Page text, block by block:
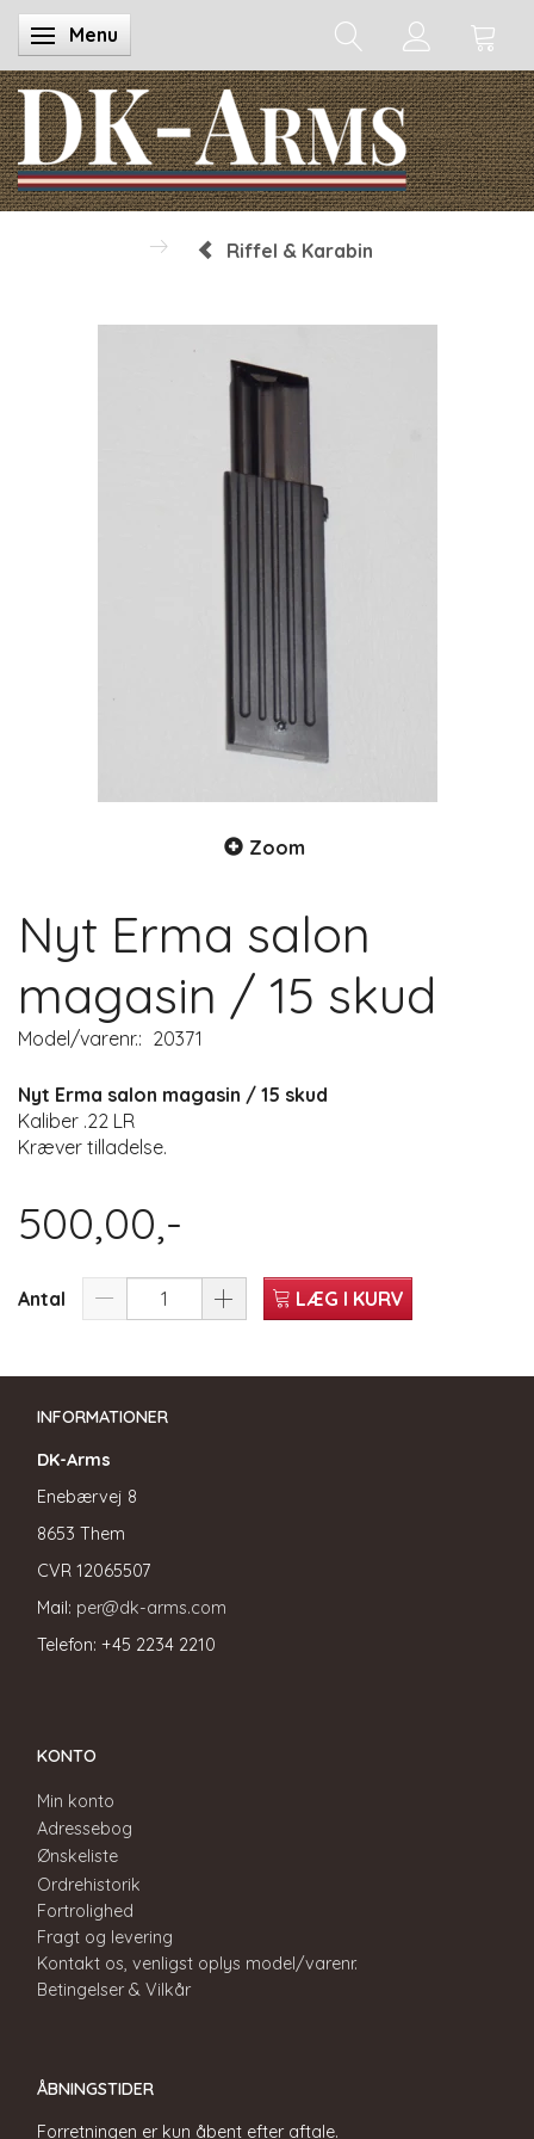
Skifte navigation
Menu
Riffel & Karabin
Zoom
Nyt Erma salon
magasin / 15 skud
Model/varenr.: 20371
Nyt Erma salon magasin / 15 skud
Kaliber .22 LR
Kræver tilladelse.
500,00,-
Antal LÆG I KURV
INFORMATIONER
DK-Arms
Enebærvej 8
8653 Them
CVR 12065507
Mail: per@dk-arms.com
Telefon: +45 2234 2210
KONTO
Min konto
Adressebog
Ønskeliste
Ordrehistorik
Fortrolighed
Fragt og levering
Kontakt os, venligst oplys model/varenr.
Betingelser & Vilkår
ÅBNINGSTIDER
Forretningen er kun åbent efter aftale.